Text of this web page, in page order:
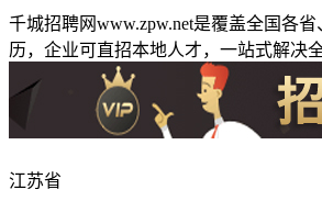
千城招聘网www.zpw.net是覆盖全国各
历，企业可直招本地人才，一站式解决
江苏省